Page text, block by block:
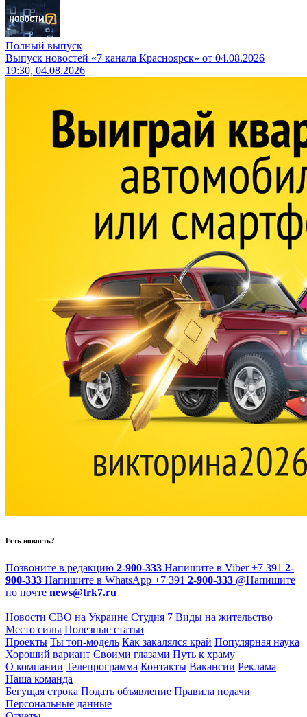
Полный выпуск
Выпуск новостей «7 канала Красноярск» от 04.08.2026
19:30, 04.08.2026
Есть новость?
Позвоните в редакцию 2-900-333 Напишите в Viber +7 391 2-
900-333 Напишите в WhatsApp +7 391 2-900-333 @Напишите
по почте news@trk7.ru
Новости СВО на Украине Студия 7 Виды на жительство
Место силы Полезные статьи
Проекты Ты топ-модель Как закалялся край Популярная наука
Хороший вариант Своими глазами Путь к храму
О компании Телепрограмма Контакты Вакансии Реклама
Наша команда
Бегущая строка Подать объявление Правила подачи
Персональные данные